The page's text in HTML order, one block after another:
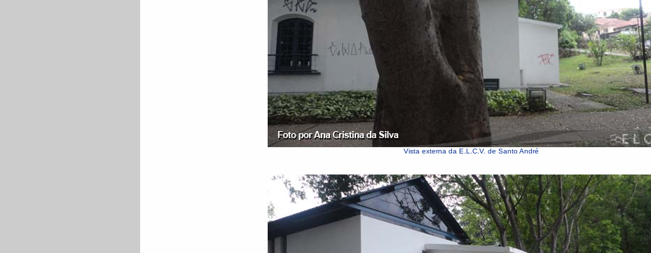
Vista externa da E.L.C.V. de Santo André